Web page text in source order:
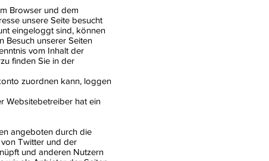
Browser und dem
unsere Seite besucht
eingeloggt sind, können
Besuch unserer Seiten
vom Inhalt der
finden Sie in der
zuordnen kann, loggen
Websitebetreiber hat ein
angeboten durch die
von Twitter und der
und anderen Nutzern